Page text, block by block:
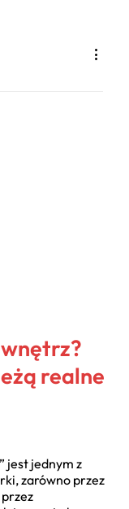
realne
jest jednym z
zarówno przez